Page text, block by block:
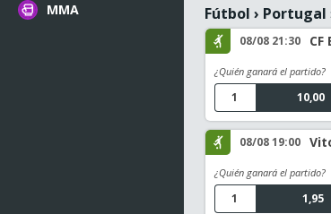
MMA
Fútbol › Portugal
08/08 21:30
¿Quién ganará el partido?
10,00
1
08/08 19:00
¿Quién ganará el partido?
1,95
1